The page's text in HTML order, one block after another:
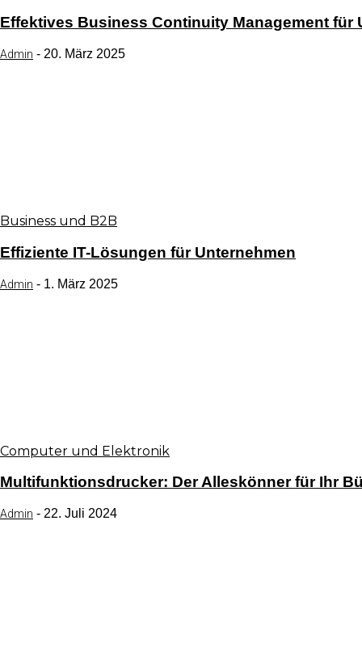
Effektives Business Continuity Management für
Admin - 20. März 2025
Business und B2B
Effiziente IT-Lösungen für Unternehmen
Admin - 1. März 2025
Computer und Elektronik
Multifunktionsdrucker: Der Alleskönner für Ihr
Admin - 22. Juli 2024